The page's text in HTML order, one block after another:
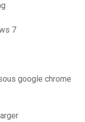
7
google chrome